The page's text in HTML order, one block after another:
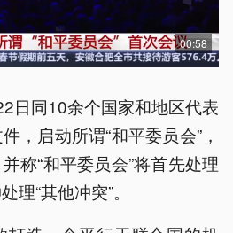
00:58
日同10余个国家和地区代表
，启动所谓“和平委员会”，
称“和平委员会”将首先处理
理“其他冲突”。